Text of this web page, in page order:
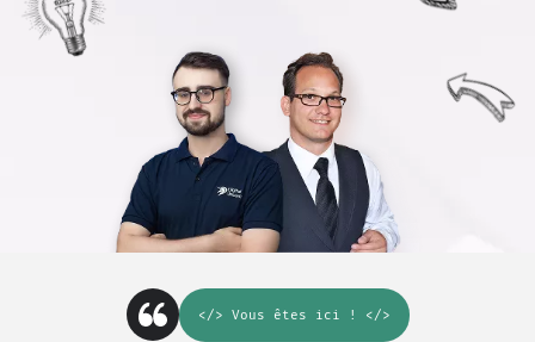
</> Vous êtes ici ! </>